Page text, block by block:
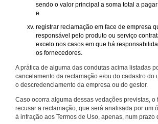
sendo o valor principal a soma total a
e
registrar reclamação em face de empresa
responsável pelo produto ou serviço
exceto nos casos em que há
os fornecedores.
A prática de alguma das condutas acima listadas
cancelamento da reclamação e/ou do cadastro do
o descredenciamento da empresa ou do gestor.
Caso ocorra alguma dessas vedações previstas, o
recusar a reclamação, que será analisada por um
à infração aos Termos de Uso, apenas, num prazo